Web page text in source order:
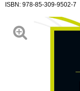
ISBN: 978-85-309-9502-7